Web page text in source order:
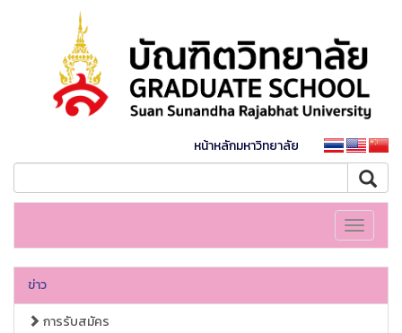
หน้าหลักมหาวิทยาลัย
Toggle
ข่าว
การรับสมัคร